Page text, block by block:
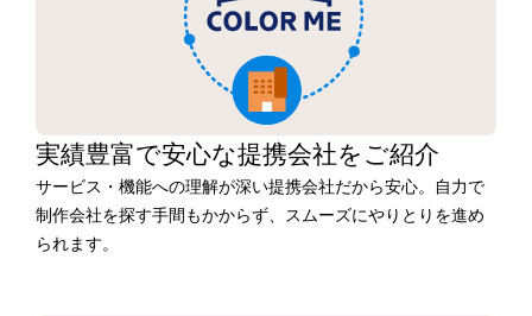
実績豊富で安心な提携会社を ご紹介
サービス・機能への理解が深い提携会社だから安心。自力で
制作会社を探す手間もかからず、スムーズにやりとりを進め
られます。